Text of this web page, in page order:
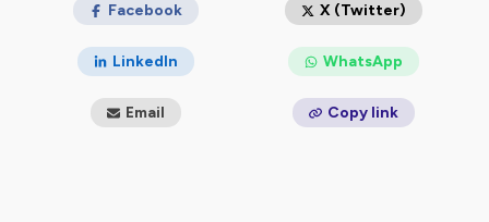
Facebook X (Twitter)
LinkedIn WhatsApp
Email Copy link